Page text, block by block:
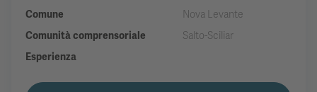
Comune
Nova Levante
Comunità comprensoriale
Salto-Sciliar
Esperienza